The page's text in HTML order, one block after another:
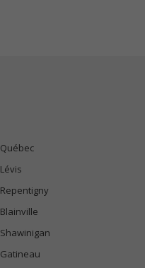
Québec
Lévis
Repentigny
Blainville
Shawinigan
Gatineau